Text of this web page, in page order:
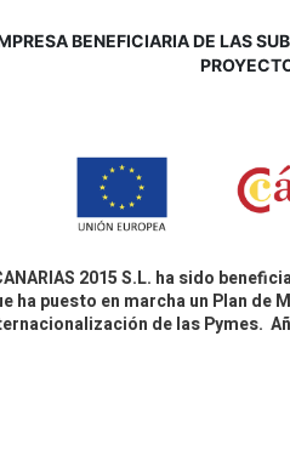
BENEFICIARIA DE LAS
P
CANARIAS 2015 S.L. ha sido
ha puesto en marcha un Plan
de las Pymes.